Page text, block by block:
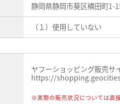
静岡県静岡市葵区横田町1-
（１）使用していない
ヤフーショッピング販売サ
https://
※実際の販売状況については直